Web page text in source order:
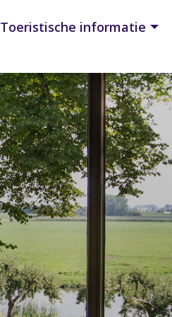
Toeristische informatie